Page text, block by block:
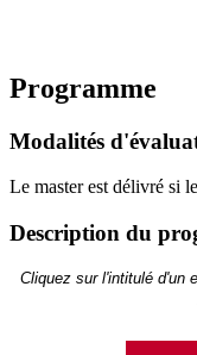
Programme
Modalités
Le master est délivré si
Description du
Cliquez sur l'intitulé d'un